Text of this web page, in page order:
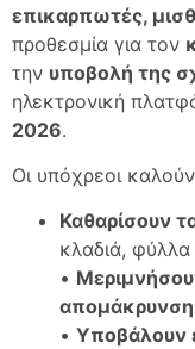
επικαρπωτές,
προθεσμία για τον
την υποβολή της
ηλεκτρονική
2026.
Οι υπόχρεοι
Καθαρίσουν
κλαδιά,
•
απομάκρυνση
• Υποβάλουν